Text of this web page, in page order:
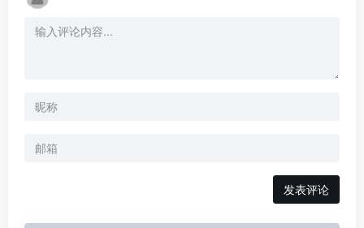
发表评论